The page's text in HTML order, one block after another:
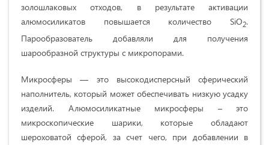
золошлаковых отходов, в результате активации
алюмосиликатов повышается количество SiO2.
Парообразователь добавляли для получения
шарообразной структуры с микропорами.
Микросферы — это высокодисперсный сферический
наполнитель, который может обеспечивать низкую усадку
изделий. Алюмосиликатные микросферы – это
микроскопические шарики, которые обладают
шероховатой сферой, за счет чего, при добавлении в